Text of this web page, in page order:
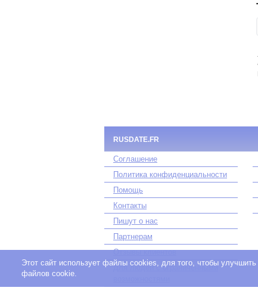
RUSDATE.FR
Соглашение
Политика конфиденциальности
Помощь
Контакты
Пишут о нас
Партнерам
Отзывы клиентов
Для людей с ограниченными
Этот сайт использует файлы cookies, для того, чтобы
файлов cookie.